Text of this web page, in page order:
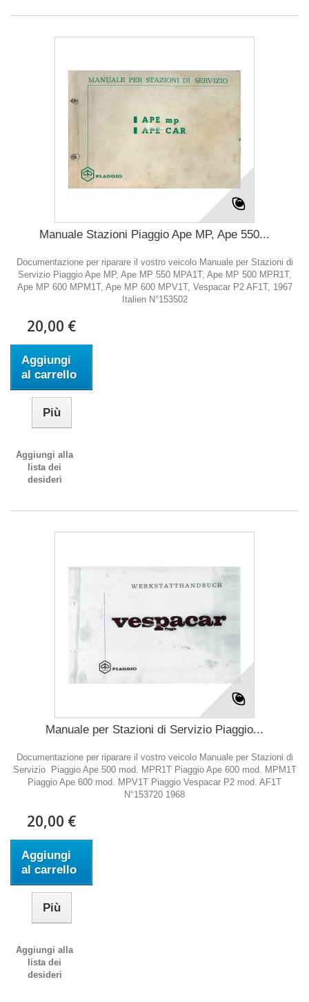
Manuale Stazioni Piaggio Ape MP, Ape 550...
Documentazione per riparare il vostro veicolo Manuale per Stazioni di
Servizio Piaggio Ape MP, Ape MP 550 MPA1T, Ape MP 500 MPR1T,
Ape MP 600 MPM1T, Ape MP 600 MPV1T, Vespacar P2 AF1T, 1967
Italien N°153502
20,00 €
Aggiungi
al carrello
Più
Aggiungi alla
lista dei
desideri
Manuale per Stazioni di Servizio Piaggio...
Documentazione per riparare il vostro veicolo Manuale per Stazioni di
Servizio Piaggio Ape 500 mod. MPR1T Piaggio Ape 600 mod. MPM1T
Piaggio Ape 600 mod. MPV1T Piaggio Vespacar P2 mod. AF1T
N°153720 1968
20,00 €
Aggiungi
al carrello
Più
Aggiungi alla
lista dei
desideri